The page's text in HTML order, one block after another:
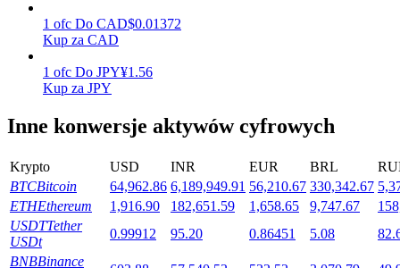
Elastyczne stawianie zakładów, aby zarabiać na popularnych
tokenach
1 ofc Do CAD$0.01372
Kup za CAD
1 ofc Do JPY¥1.56
Kup za JPY
Inne konwersje aktywów cyfrowych
Krypto USD INR EUR BRL
BTCBitcoin 64,962.86 6,189,949.91 56,210.67 330,342.67
ETHEthereum 1,916.90 182,651.59 1,658.65 9,747.67
USDTTether
USDt
0.99912 95.20 0.86451 5.08
BNBBinance